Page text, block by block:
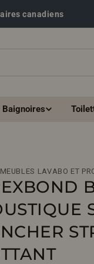
canadiens
Baignoires
MEUBLES LAVABO ET